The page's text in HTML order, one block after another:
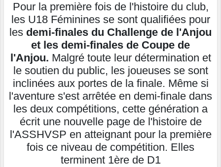
Pour la première fois de l'histoire du club,
les U18 Féminines se sont qualifiées pour
les demi-finales du Challenge de l'Anjou
et les demi-finales de Coupe de
l'Anjou. Malgré toute leur détermination et
le soutien du public, les joueuses se sont
inclinées aux portes de la finale. Même si
l'aventure s'est arrêtée en demi-finale dans
les deux compétitions, cette génération a
écrit une nouvelle page de l'histoire de
l'ASSHVSP en atteignant pour la première
fois ce niveau de compétition. Elles
terminent 1ère de D1